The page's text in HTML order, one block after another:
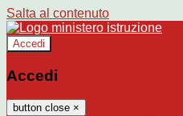
Salta al contenuto
Accedi
Accedi
button close ×